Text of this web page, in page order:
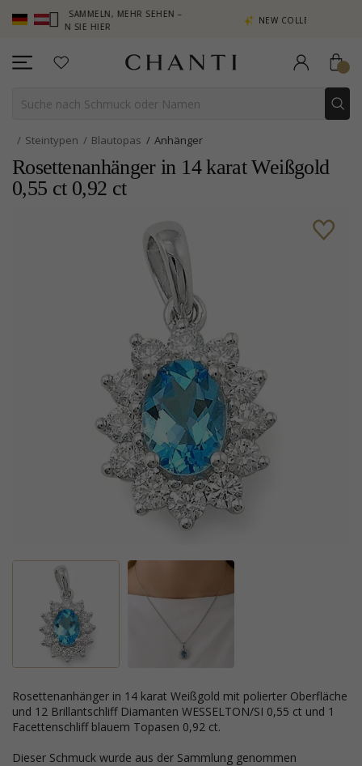
SAMMELN, MEHR SEHEN –
SIE HIER
NEW COLLECTION | AURA
Steintypen Blautopas Anhänger
Rosettenanhänger in 14 karat Weißgold
0,55 ct 0,92 ct
Rosettenanhänger in 14 karat Weißgold mit polierter Oberfläche
und 12 Brillantschliff Diamanten WESSELTON/SI 0,55 ct und 1
Facettenschliff blauem Topasen 0,92 ct.
Dieser Schmuck wurde aus der Sammlung genommen